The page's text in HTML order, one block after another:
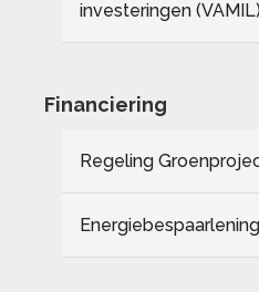
investeringen (VAMIL)
Financiering
Regeling